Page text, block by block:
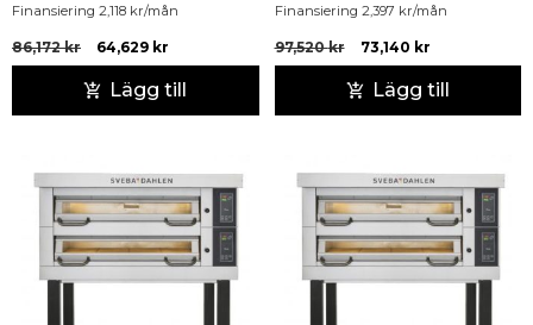
Finansiering 2,118 kr/mån
86,172kr 64,629 kr
Lägg till
Finansiering 2,397 kr/mån
97,520kr 73,140 kr
Lägg till